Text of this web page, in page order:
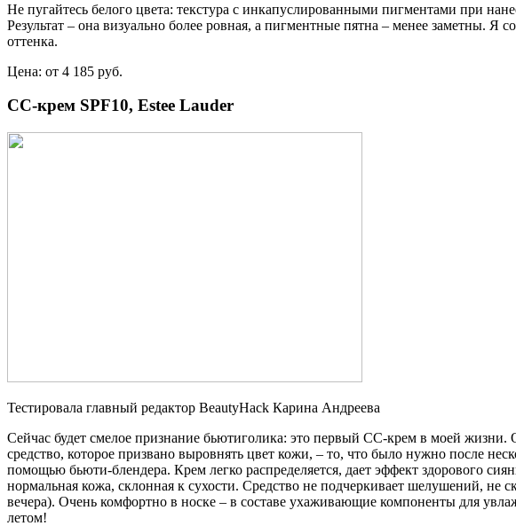
Не пугайтесь белого цвета: текстура с инкапуслированными пигментами при
Результат – она визуально более ровная, а пигментные пятна – менее заметны.
оттенка.
Цена: от 4 185 руб.
СС-крем SPF10, Estee Lauder
Тестировала главный редактор BeautyHack Карина Андреева
Сейчас будет смелое признание бьютиголика: это первый СС-крем в моей
средство, которое призвано выровнять цвет кожи, – то, что было нужно после
помощью бьюти-блендера. Крем легко распределяется, дает эффект здорового
нормальная кожа, склонная к сухости. Средство не подчеркивает шелушений, не
вечера). Очень комфортно в носке – в составе ухаживающие компоненты для
летом!